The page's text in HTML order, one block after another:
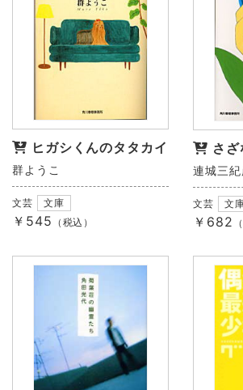
ヒガシくんのタタカイ
群ようこ
文芸 文庫
￥545 （税込）
さ
連城三紀
文芸 文
￥682